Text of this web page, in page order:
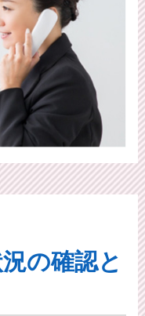
の確認と